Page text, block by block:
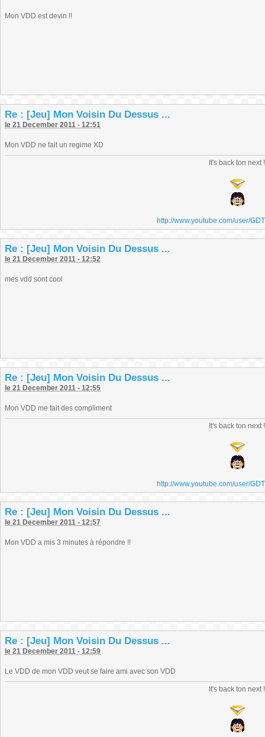
Mon VDD est devin !!
Re : [Jeu] Mon Voisin Du Dessus ...
le 21 December 2011 - 12:51
Mon VDD ne fait un regime XD
It's back ton next !
http://www.youtube.com/user/
Re : [Jeu] Mon Voisin Du Dessus ...
le 21 December 2011 - 12:52
mes vdd sont cool
Re : [Jeu] Mon Voisin Du Dessus ...
le 21 December 2011 - 12:55
Mon VDD me fait des compliment
It's back ton next !
http://www.youtube.com/user/
Re : [Jeu] Mon Voisin Du Dessus ...
le 21 December 2011 - 12:57
Mon VDD a mis 3 minutes à répondre !!
Re : [Jeu] Mon Voisin Du Dessus ...
le 21 December 2011 - 12:59
Le VDD de mon VDD veut se faire ami avec son VDD
It's back ton next !